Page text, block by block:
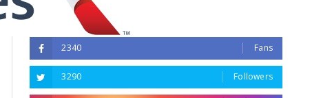
2340 Fans
3290 Followers